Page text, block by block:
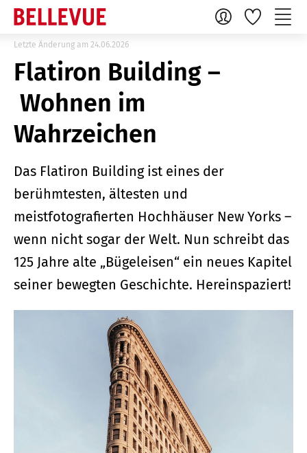
Letzte Änderung am 24.06.2026
Flatiron Building –
Wohnen im
Wahrzeichen
Das Flatiron Building ist eines der
berühmtesten, ältesten und
meistfotografierten Hochhäuser New Yorks –
wenn nicht sogar der Welt. Nun schreibt das
125 Jahre alte „Bügeleisen“ ein neues Kapitel
seiner bewegten Geschichte. Hereinspaziert!